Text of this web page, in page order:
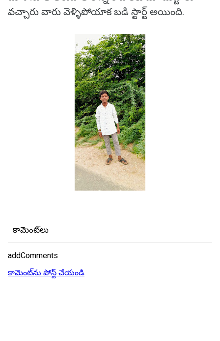
వచ్చారు వారు వెళ్ళిపోయాక బడి స్టార్ట్ అయింది.
కామెంట్‌లు
addComments
కామెంట్‌ను పోస్ట్ చేయండి